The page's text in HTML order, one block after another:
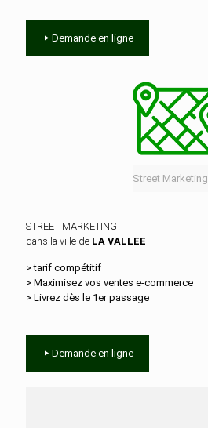
Demande en ligne
Street
STREET MARKETING
dans la ville de LA VALLEE
> tarif compétitif
> Maximisez vos ventes e‑commerce
> Livrez dès le 1er passage
Demande en ligne